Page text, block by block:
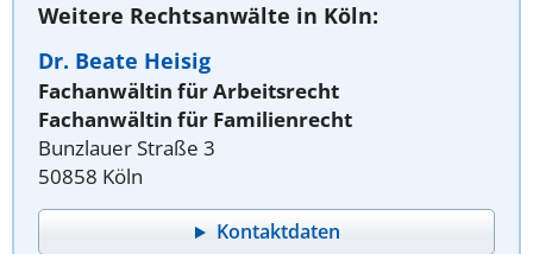
Weitere Rechtsanwälte in Köln:
Dr. Beate Heisig
Fachanwältin für Arbeitsrecht
Fachanwältin für Familienrecht
Bunzlauer Straße 3
50858 Köln
Kontaktdaten